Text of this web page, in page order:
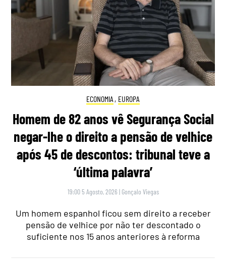
ECONOMIA , EUROPA
Homem de 82 anos vê Segurança Social
negar-lhe o direito a pensão de velhice
após 45 de descontos: tribunal teve a
‘última palavra’
19:00 5 Agosto, 2026 | Gonçalo Viegas
Um homem espanhol ficou sem direito a receber
pensão de velhice por não ter descontado o
suficiente nos 15 anos anteriores à reforma